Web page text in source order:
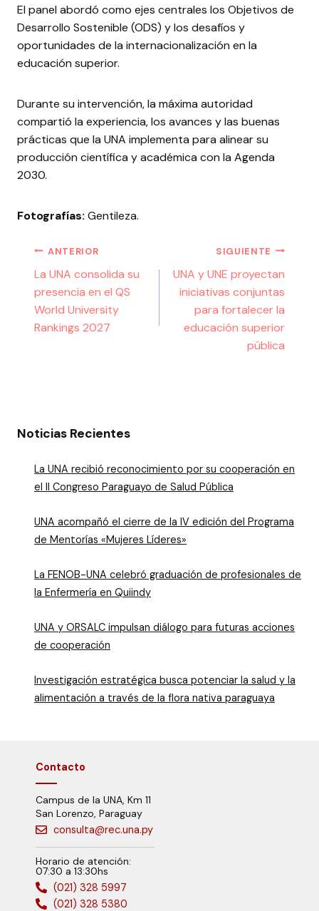
El panel abordó como ejes centrales los Objetivos de
Desarrollo Sostenible (ODS) y los desafíos y
oportunidades de la internacionalización en la
educación superior.
Durante su intervención, la máxima autoridad
compartió la experiencia, los avances y las buenas
prácticas que la UNA implementa para alinear su
producción científica y académica con la Agenda
2030.
Fotografías: Gentileza.
ANTERIOR
La UNA consolida su
presencia en el QS
World University
Rankings 2027
SIGUIENTE
UNA y UNE proyectan
iniciativas conjuntas
para fortalecer la
educación superior
pública
Noticias Recientes
La UNA recibió reconocimiento por su cooperación en
el II Congreso Paraguayo de Salud Pública
UNA acompañó el cierre de la IV edición del Programa
de Mentorías «Mujeres Líderes»
La FENOB-UNA celebró graduación de profesionales de
la Enfermería en Quiindy
UNA y ORSALC impulsan diálogo para futuras acciones
de cooperación
Investigación estratégica busca potenciar la salud y la
alimentación a través de la flora nativa paraguaya
Contacto
Campus de la UNA, Km 11
San Lorenzo, Paraguay
consulta@rec.una.py
Horario de atención:
07:30 a 13:30hs
(021) 328 5997
(021) 328 5380